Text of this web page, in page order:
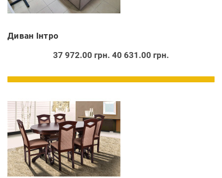
Диван Інтро
37 972.00 грн. 40 631.00 грн.